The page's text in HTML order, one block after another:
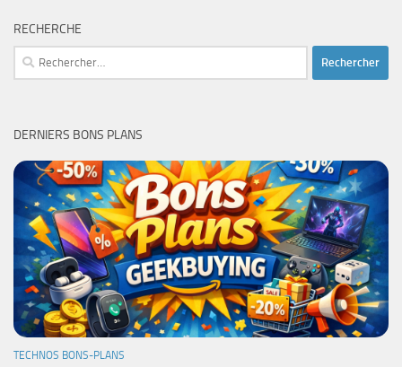
RECHERCHE
Rechercher :
DERNIERS BONS PLANS
TECHNOS BONS-PLANS